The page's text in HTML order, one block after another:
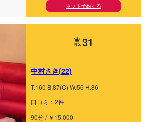
ネット予約する
31
中村さき(22)
T.160 B.87(C) W.56 H.86
口コミ：2件
90分 / ￥15,000